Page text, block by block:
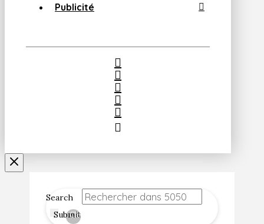
Publicité
Search
Submit
Clear